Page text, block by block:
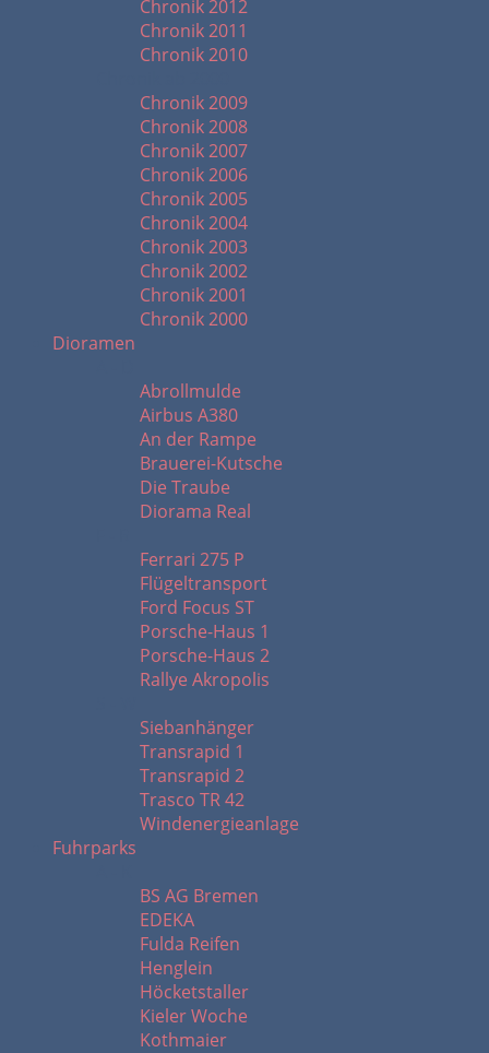
Chronik 2012
Chronik 2011
Chronik 2010
Chronik 2009
Chronik 2008
Chronik 2007
Chronik 2006
Chronik 2005
Chronik 2004
Chronik 2003
Chronik 2002
Chronik 2001
Chronik 2000
Dioramen
Abrollmulde
Airbus A380
An der Rampe
Brauerei-Kutsche
Die Traube
Diorama Real
Ferrari 275 P
Flügeltransport
Ford Focus ST
Porsche-Haus 1
Porsche-Haus 2
Rallye Akropolis
Siebanhänger
Transrapid 1
Transrapid 2
Trasco TR 42
Windenergieanlage
Fuhrparks
BS AG Bremen
EDEKA
Fulda Reifen
Henglein
Höcketstaller
Kieler Woche
Kothmaier